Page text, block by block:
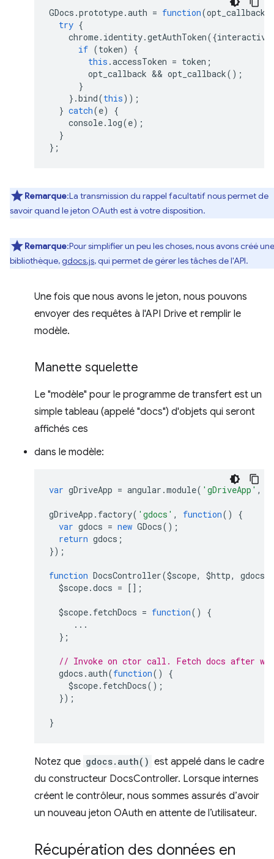
GDocs .prototype.auth = function(opt_callback
try {
chrome. identity.getAuthToken({interactive
if (token)
{
this .accessToken = token ;
opt_callback && opt_callback();
}
}.bind(this));
} catch(e)
{
console. log(e);
}
};
Remarque:La transmission du rappel facultatif nous permet de
savoir quand le jeton OAuth est à votre disposition.
Remarque:Pour simplifier un peu les choses, nous avons créé une
bibliothèque,gdocs.js, qui permet de gérer les tâches de l'API.
Une fois que nous avons le jeton, nous pouvons
envoyer des requêtes à l'API Drive et remplir le
modèle.
Manette squelette
Le "modèle" pour le programme de transfert est un
simple tableau (appelé "docs") d'objets qui seront
affichés ces
dans le modèle:
var gDriveApp = angular .module( 'gDriveApp' ,
gDriveApp . factory( 'gdocs' , function()
{
var gdocs = new GDocs();
return gdocs ;
});
function DocsController($scope, $http, gdocs
$scope.docs = [];
$scope. fetchDocs = function()
{
...
};
// Invoke on ctor call. Fetch docs after we
gdocs .auth(function()
{
$scope. fetchDocs();
});
}
Notez que gdocs.auth() est appelé dans le cadre
du constructeur DocsController. Lorsque internes
créent le contrôleur, nous sommes assurés d’avoir
un nouveau jeton OAuth en attente de l’utilisateur.
Récupération des données en